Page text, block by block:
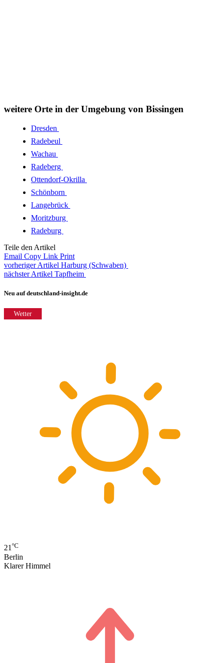
weitere Orte in der Umgebung von Bissingen
Dresden
Radebeul
Wachau
Radeberg
Ottendorf-Okrilla
Schönborn
Langebrück
Moritzburg
Radeburg
Teile den Artikel
Email Copy Link Print
vorheriger Artikel Harburg (Schwaben)
nächster Artikel Tapfheim
Neu auf deutschland-insight.de
Wetter
21°C
Berlin
Klarer Himmel